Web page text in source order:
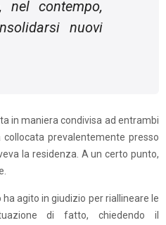
nel contempo,
nuovi
in maniera condivisa ad entrambi
prevalentemente presso
la residenza. A un certo punto,
agito in giudizio per riallineare le
di fatto, chiedendo il